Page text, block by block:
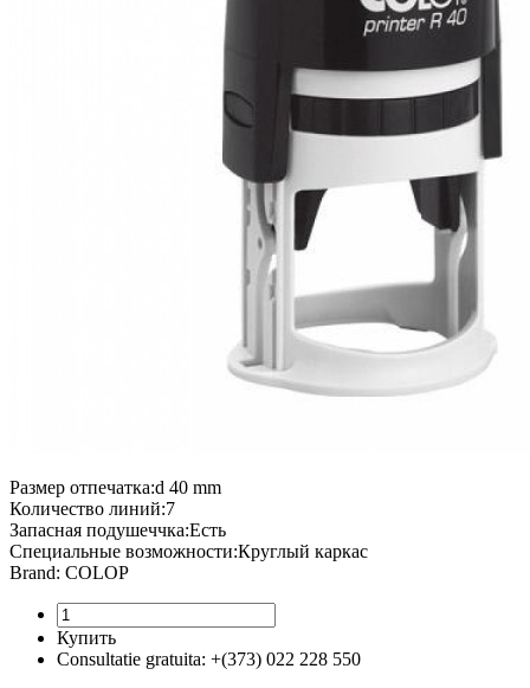
Размер отпечатка:d 40 mm
Количество линий:7
Запасная подушеччка:Есть
Специальные возможности:Круглый каркас
Brand: COLOP
Купить
Consultatie gratuita: +(373) 022 228 550